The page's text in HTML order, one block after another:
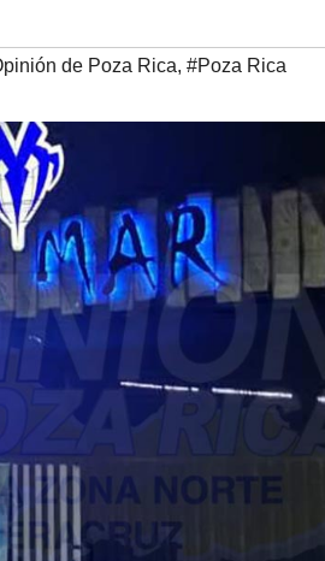
de Poza Rica, #Poza Rica